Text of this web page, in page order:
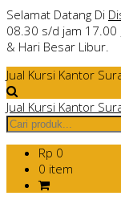
Selamat Datang Di
08.30 s/d jam 17.00
& Hari Besar Libur.
Jual Kursi Kantor
Jual Kursi Kantor
Rp 0
0 item